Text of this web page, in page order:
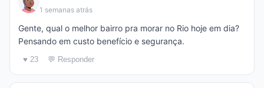
1 semanas atrás
Gente, qual o melhor bairro pra morar no Rio hoje em dia?
Pensando em custo benefício e segurança.
♥ 23 💬 Responder